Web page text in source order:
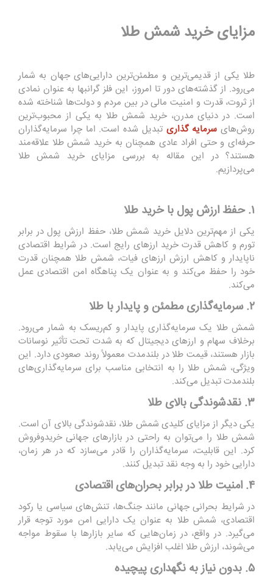
مزایای خرید شمش طلا
طلا یکی از قدیمی‌ترین و مطمئن‌ترین دارایی‌های جهان به شمار
می‌رود. از گذشته‌های دور تا امروز، این فلز گرانبها به عنوان نمادی
از ثروت، قدرت و امنیت مالی در بین مردم و دولت‌ها شناخته شده
است. در دنیای مدرن، خرید شمش طلا به یکی از محبوب‌ترین
روش‌های سرمایه‌ گذاری تبدیل شده است. اما چرا سرمایه‌گذاران
حرفه‌ای و حتی افراد عادی همچنان به خرید شمش طلا علاقه‌مند
هستند؟ در این مقاله به بررسی مزایای خرید شمش طلا
می‌پردازیم.
۱. حفظ ارزش پول با خرید طلا
یکی از مهم‌ترین دلایل خرید شمش طلا، حفظ ارزش پول در برابر
تورم و کاهش قدرت خرید ارزهای رایج است. در شرایط اقتصادی
ناپایدار و کاهش ارزش ارزهای فیات، شمش طلا همچنان قدرت
خود را حفظ می‌کند و به عنوان یک پناهگاه امن اقتصادی عمل
می‌کند.
۲. سرمایه‌گذاری مطمئن و پایدار با طلا
شمش طلا یک سرمایه‌گذاری پایدار و کم‌ریسک به شمار می‌رود.
برخلاف سهام و ارزهای دیجیتال که به شدت تحت تأثیر نوسانات
بازار هستند، قیمت طلا در بلندمدت معمولاً روند صعودی دارد. این
ویژگی، شمش طلا را به انتخابی مناسب برای سرمایه‌گذاری‌های
بلندمدت تبدیل می‌کند.
۳. نقدشوندگی بالای طلا
یکی دیگر از مزایای کلیدی شمش طلا، نقدشوندگی بالای آن است.
شمش طلا را می‌توان به راحتی در بازارهای جهانی خریدوفروش
کرد. این قابلیت، سرمایه‌گذاران را قادر می‌سازد که در هر زمان،
دارایی خود را به وجه نقد تبدیل کنند.
۴. امنیت طلا در برابر بحران‌های اقتصادی
در شرایط بحرانی جهانی مانند جنگ‌ها، تنش‌های سیاسی یا رکود
اقتصادی، شمش طلا به عنوان یک دارایی امن مورد توجه قرار
می‌گیرد. در واقع، در زمان‌هایی که سایر بازارها با سقوط مواجه
می‌شوند، ارزش طلا اغلب افزایش می‌یابد.
۵. بدون نیاز به نگهداری پیچیده